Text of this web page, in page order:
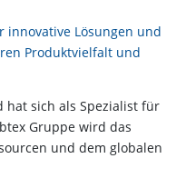
innovative Lösungen und
Produktvielfalt und
hat sich als Spezialist für
Gruppe wird das
und dem globalen